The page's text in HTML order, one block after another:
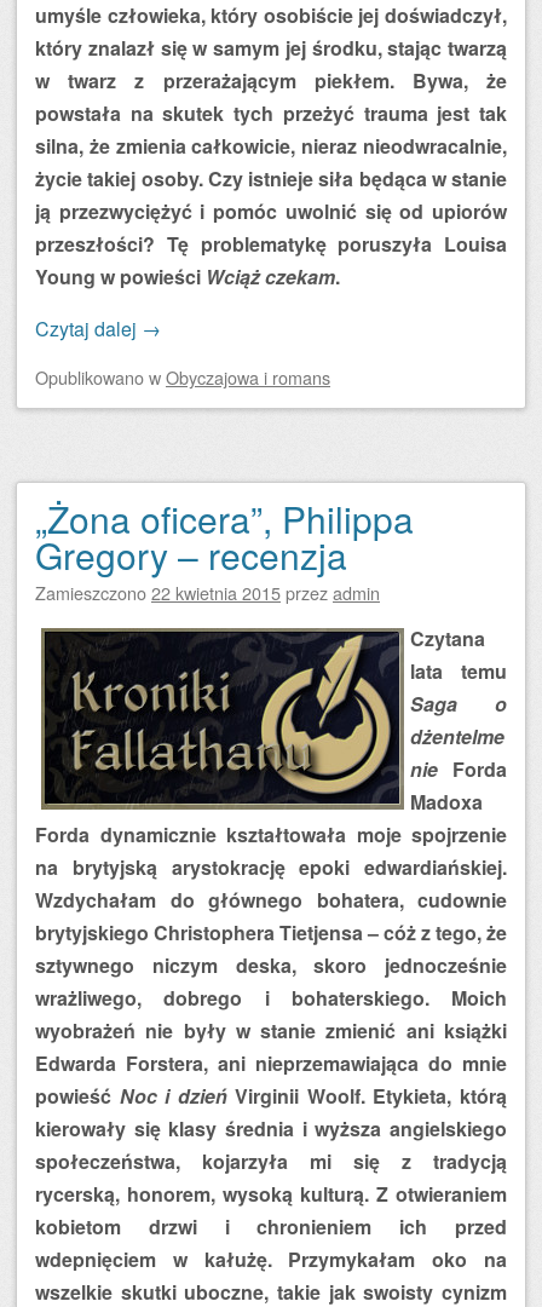
umyśle człowieka, który osobiście jej doświadczył,
który znalazł się w samym jej środku, stając twarzą
w twarz z przerażającym piekłem. Bywa, że
powstała na skutek tych przeżyć trauma jest tak
silna, że zmienia całkowicie, nieraz nieodwracalnie,
życie takiej osoby. Czy istnieje siła będąca w stanie
ją przezwyciężyć i pomóc uwolnić się od upiorów
przeszłości? Tę problematykę poruszyła Louisa
Young w powieści Wciąż czekam.
Czytaj dalej →
OpublikowanowObyczajowa i romans
„Żona oficera”, Philippa
Gregory – recenzja
Zamieszczono22 kwietnia 2015przezadmin
Czytana
lata temu
Saga o
dżentelme
nie Forda
Madoxa
Forda dynamicznie kształtowała moje spojrzenie
na brytyjską arystokrację epoki edwardiańskiej.
Wzdychałam do głównego bohatera, cudownie
brytyjskiego Christophera Tietjensa – cóż z tego, że
sztywnego niczym deska, skoro jednocześnie
wrażliwego, dobrego i bohaterskiego. Moich
wyobrażeń nie były w stanie zmienić ani książki
Edwarda Forstera, ani nieprzemawiająca do mnie
powieść Noc i dzieńVirginii Woolf. Etykieta, którą
kierowały się klasy średnia i wyższa angielskiego
społeczeństwa, kojarzyła mi się z tradycją
rycerską, honorem, wysoką kulturą. Z otwieraniem
kobietom drzwi i chronieniem ich przed
wdepnięciem w kałużę. Przymykałam oko na
wszelkie skutki uboczne, takie jak swoisty cynizm